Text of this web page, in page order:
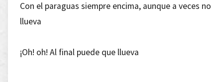
Con el paraguas siempre encima, aunque a veces no
llueva
¡Oh! oh! Al final puede que llueva